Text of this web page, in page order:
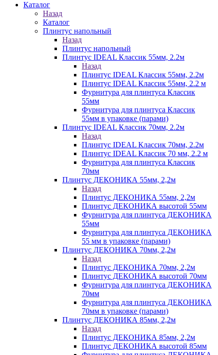
Каталог
Назад
Каталог
Плинтус напольный
Назад
Плинтус напольный
Плинтус IDEAL Классик 55мм, 2.2м
Назад
Плинтус IDEAL Классик 55мм, 2.2м
Плинтус IDEAL Классик 55мм, 2.2 м
Фурнитура для плинтуса Классик
55мм
Фурнитура для плинтуса Классик
55мм в упаковке (парами)
Плинтус IDEAL Классик 70мм, 2.2м
Назад
Плинтус IDEAL Классик 70мм, 2.2м
Плинтус IDEAL Классик 70 мм, 2.2 м
Фурнитура для плинтуса Классик
70мм
Плинтус ДЕКОНИКА 55мм, 2,2м
Назад
Плинтус ДЕКОНИКА 55мм, 2,2м
Плинтус ДЕКОНИКА высотой 55мм
Фурнитура для плинтуса ДЕКОНИКА
55мм
Фурнитура для плинтуса ДЕКОНИКА
55 мм в упаковке (парами)
Плинтус ДЕКОНИКА 70мм, 2,2м
Назад
Плинтус ДЕКОНИКА 70мм, 2,2м
Плинтус ДЕКОНИКА высотой 70мм
Фурнитура для плинтуса ДЕКОНИКА
70мм
Фурнитура для плинтуса ДЕКОНИКА
70мм в упаковке (парами)
Плинтус ДЕКОНИКА 85мм, 2,2м
Назад
Плинтус ДЕКОНИКА 85мм, 2,2м
Плинтус ДЕКОНИКА высотой 85мм